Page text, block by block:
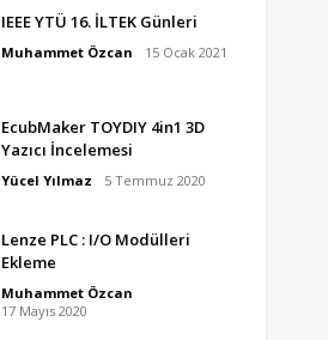
IEEE YTÜ 16. İLTEK Günleri
Muhammet Özcan 15 Ocak 2021
EcubMaker TOYDIY 4in1 3D
Yazıcı İncelemesi
Yücel Yılmaz 5 Temmuz 2020
Lenze PLC : I/O Modülleri
Ekleme
Muhammet Özcan
17 Mayıs 2020